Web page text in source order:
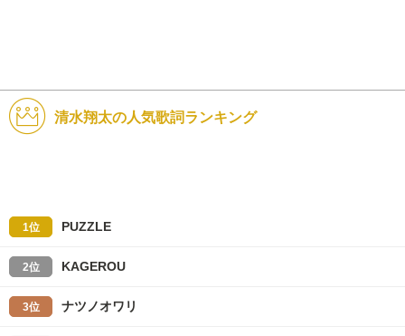
清水翔太の人気歌詞ランキング
1位 PUZZLE
2位 KAGEROU
3位 ナツノオワリ